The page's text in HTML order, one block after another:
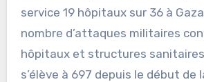
service 19 hôpitaux sur 36 à
nombre d’attaques militaires
hôpitaux et structures
s’élève à 697 depuis le début de